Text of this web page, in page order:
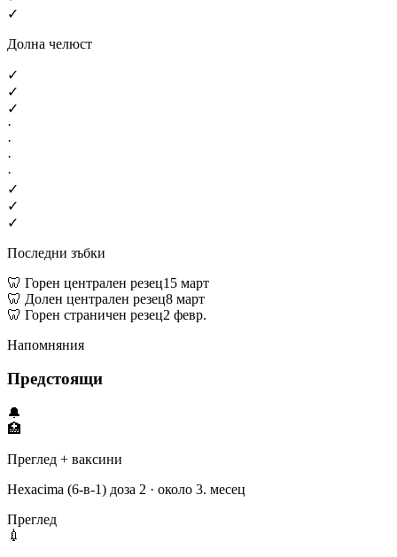
✓
Долна челюст
✓
✓
✓
·
·
·
·
✓
✓
✓
Последни зъбки
🦷 Горен централен резец15 март
🦷 Долен централен резец8 март
🦷 Горен страничен резец2 февр.
Напомняния
Предстоящи
🔔
🏥
Преглед + ваксини
Hexacima (6-в-1) доза 2 · около 3. месец
Преглед
💉